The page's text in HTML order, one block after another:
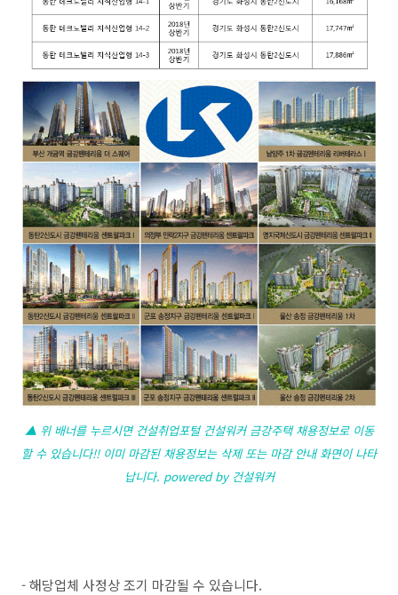
▲ 위 배너를 누르시면 건설취업포털 건설워커 금강주택 채용정보로 이동
할 수 있습니다!! 이미 마감된 채용정보는 삭제 또는 마감 안내 화면이 나타
납니다. powered by 건설워커
- 해당업체 사정상 조기 마감될 수 있습니다.